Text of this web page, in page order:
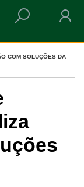
COM SOLUÇÕES DA